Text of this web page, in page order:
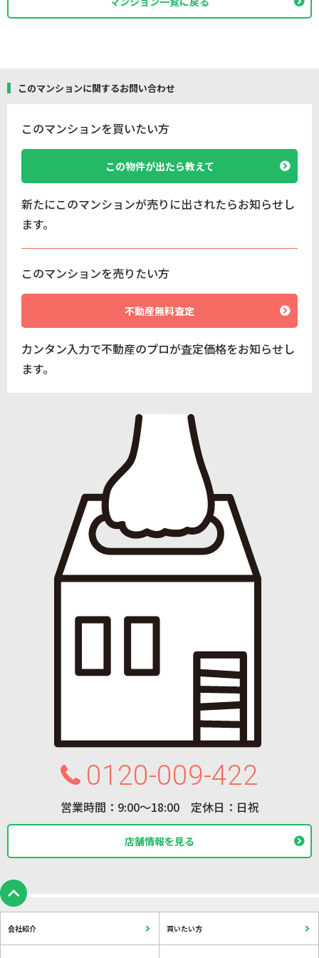
このマンションに関するお問い合わせ
このマンションを買いたい方
この物件が出たら教えて
新たにこのマンションが売りに出されたらお知らせし
ます。
このマンションを売りたい方
不動産無料査定
カンタン入力で不動産のプロが査定価格をお知らせし
ます。
0120-009-422
営業時間：9:00〜18:00 定休日：日祝
店舗情報を見る
会社紹介 買いたい方